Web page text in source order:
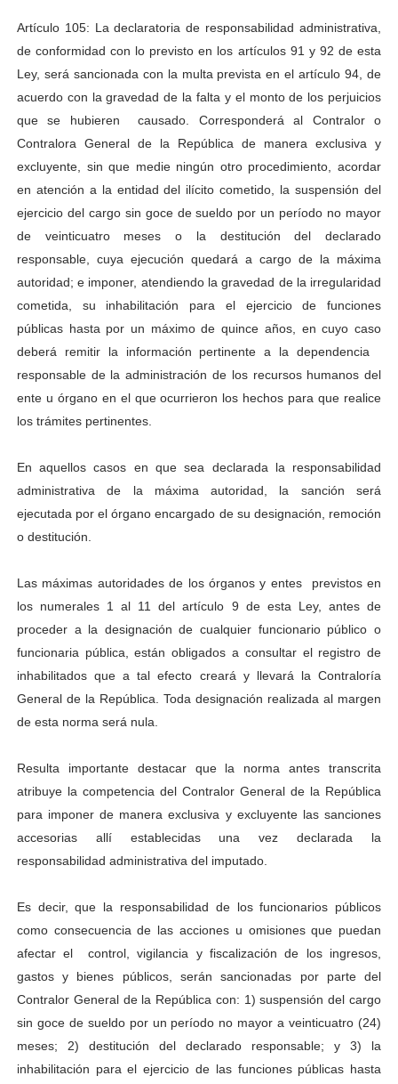
Artículo 105: La declaratoria de responsabilidad administrativa,
de conformidad con lo previsto en los artículos 91 y 92 de esta
Ley, será sancionada con la multa prevista en el artículo 94, de
acuerdo con la gravedad de la falta y el monto de los perjuicios
que se hubieren causado. Corresponderá al Contralor o
Contralora General de la República de manera exclusiva y
excluyente, sin que medie ningún otro procedimiento, acordar
en atención a la entidad del ilícito cometido, la suspensión del
ejercicio del cargo sin goce de sueldo por un período no mayor
de veinticuatro meses o la destitución del declarado
responsable, cuya ejecución quedará a cargo de la máxima
autoridad; e imponer, atendiendo la gravedad de la irregularidad
cometida, su inhabilitación para el ejercicio de funciones
públicas hasta por un máximo de quince años, en cuyo caso
deberá remitir la información pertinente a la dependencia
responsable de la administración de los recursos humanos del
ente u órgano en el que ocurrieron los hechos para que realice
los trámites pertinentes.
En aquellos casos en que sea declarada la responsabilidad
administrativa de la máxima autoridad, la sanción será
ejecutada por el órgano encargado de su designación, remoción
o destitución.
Las máximas autoridades de los órganos y entes previstos en
los numerales 1 al 11 del artículo 9 de esta Ley, antes de
proceder a la designación de cualquier funcionario público o
funcionaria pública, están obligados a consultar el registro de
inhabilitados que a tal efecto creará y llevará la Contraloría
General de la República. Toda designación realizada al margen
de esta norma será nula.
Resulta importante destacar que la norma antes transcrita
atribuye la competencia del Contralor General de la República
para imponer de manera exclusiva y excluyente las sanciones
accesorias allí establecidas una vez declarada la
responsabilidad administrativa del imputado.
Es decir, que la responsabilidad de los funcionarios públicos
como consecuencia de las acciones u omisiones que puedan
afectar el control, vigilancia y fiscalización de los ingresos,
gastos y bienes públicos, serán sancionadas por parte del
Contralor General de la República con: 1) suspensión del cargo
sin goce de sueldo por un período no mayor a veinticuatro (24)
meses; 2) destitución del declarado responsable; y 3) la
inhabilitación para el ejercicio de las funciones públicas hasta